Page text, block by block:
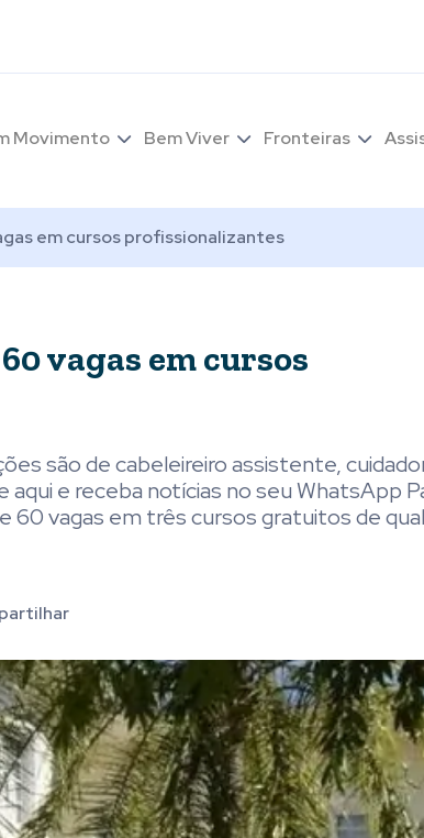
Movimento Bem Viver Fronteiras
em cursos profissionalizantes
vagas em cursos
são de cabeleireiro assistente,
aqui e receba notícias no seu WhatsApp
60 vagas em três cursos gratuitos de